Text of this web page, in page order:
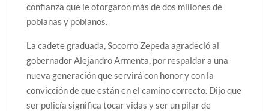
confianza que le otorgaron más de dos millones de
poblanas y poblanos.
La cadete graduada, Socorro Zepeda agradeció al
gobernador Alejandro Armenta, por respaldar a una
nueva generación que servirá con honor y con la
convicción de que están en el camino correcto. Dijo que
ser policía significa tocar vidas y ser un pilar de